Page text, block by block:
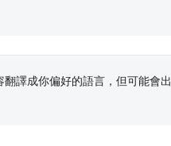
譯成你偏好的語言，但可能會出